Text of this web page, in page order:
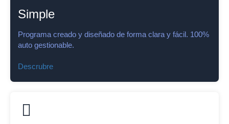
Simple
Programa creado y diseñado de forma clara y fácil. 100%
auto gestionable.
Descrubre